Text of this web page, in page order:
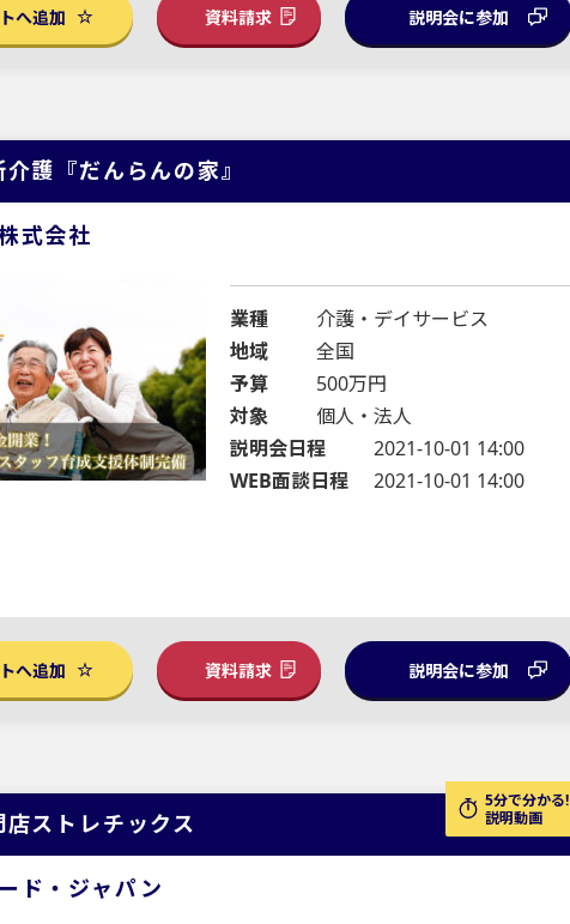
へ追加 資料請求 説明会に参加
護『だんらんの家』
式会社
業種
介護・デイサービス
地域
全国
予算
500万円
対象
個人・法人
説明会日程
2021-10-01 14:00
WEB面談日程
2021-10-01 14:00
へ追加 資料請求 説明会に参加
5分で分かる!
説明動画
ストレチックス
ド・ジャパン